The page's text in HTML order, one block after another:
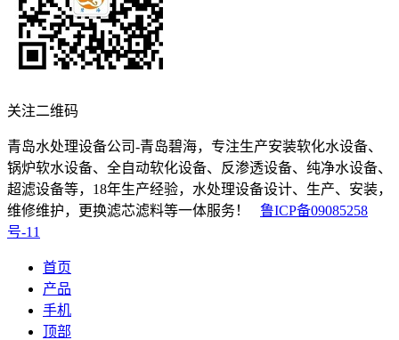
关注二维码
青岛水处理设备公司-青岛碧海，专注生产安装软化水设备、
锅炉软水设备、全自动软化设备、反渗透设备、纯净水设备、
超滤设备等，18年生产经验，水处理设备设计、生产、安装，
维修维护，更换滤芯滤料等一体服务！ 鲁ICP备09085258
号-11
首页
产品
手机
顶部